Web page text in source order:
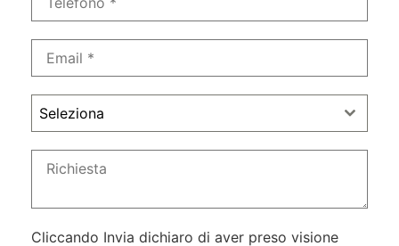
Seleziona
Cliccando Invia dichiaro di aver preso visione